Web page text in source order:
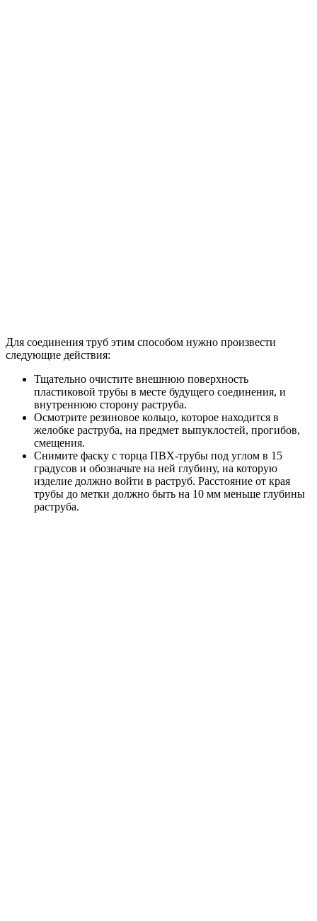
Для соединения труб этим способом нужно произвести
следующие действия:
Тщательно очистите внешнюю поверхность
пластиковой трубы в месте будущего соединения, и
внутреннюю сторону раструба.
Осмотрите резиновое кольцо, которое находится в
желобке раструба, на предмет выпуклостей, прогибов,
смещения.
Снимите фаску с торца ПВХ-трубы под углом в 15
градусов и обозначьте на ней глубину, на которую
изделие должно войти в раструб. Расстояние от края
трубы до метки должно быть на 10 мм меньше глубины
раструба.